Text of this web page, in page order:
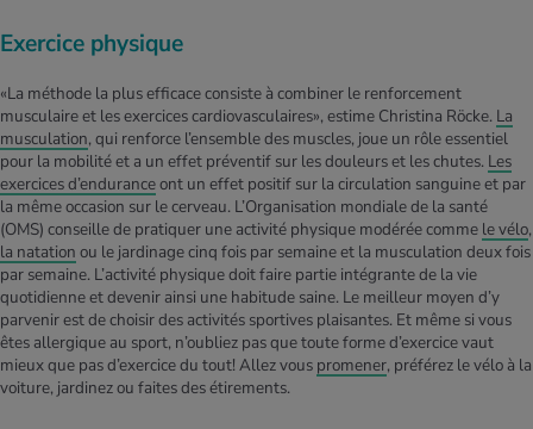
Exercice physique
«La méthode la plus efficace consiste à combiner le renforcement
musculaire et les exercices cardiovasculaires», estime Christina Röcke. La
musculation, qui renforce l’ensemble des muscles, joue un rôle essentiel
pour la mobilité et a un effet préventif sur les douleurs et les chutes. Les
exercices d’enduranceont un effet positif sur la circulation sanguine et par
la même occasion sur le cerveau. L’Organisation mondiale de la santé
(OMS) conseille de pratiquer une activité physique modérée comme le vélo,
la natation ou le jardinage cinq fois par semaine et la musculation deux fois
par semaine. L’activité physique doit faire partie intégrante de la vie
quotidienne et devenir ainsi une habitude saine. Le meilleur moyen d’y
parvenir est de choisir des activités sportives plaisantes. Et même si vous
êtes allergique au sport, n’oubliez pas que toute forme d’exercice vaut
mieux que pas d’exercice du tout! Allez vous promener, préférez le vélo à la
voiture, jardinez ou faites des étirements.